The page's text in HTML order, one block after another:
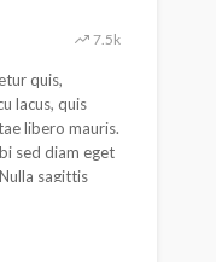
7.5k
quis,
lacus, quis
libero mauris.
sed diam eget
sagittis
tristique.